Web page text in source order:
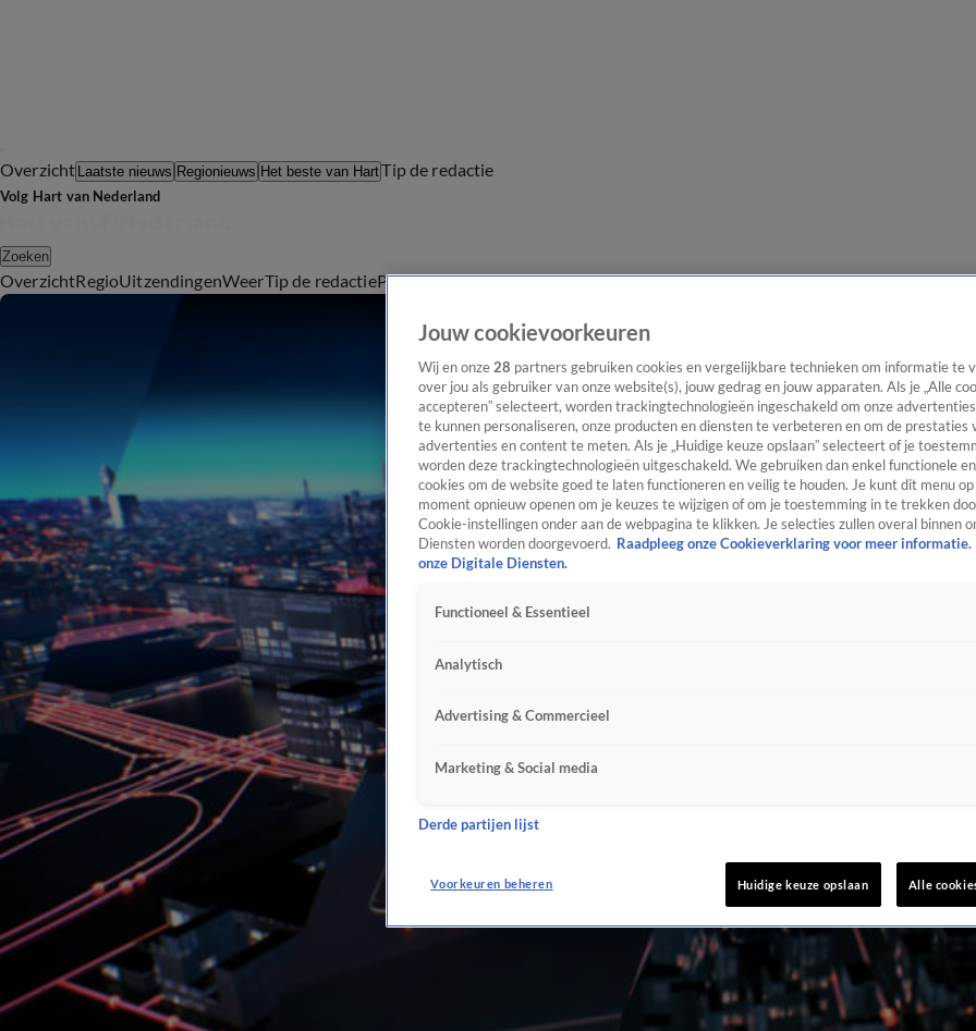
Overzicht Laatste nieuws Regionieuws Het beste van HartTip de redactie
Volg Hart van Nederland
Zoeken
OverzichtRegioUitzendingenWeerTip de redactiePanelVideo's
Jouw cookievoorkeuren
Wij en onze 28 partners gebruiken cookies en vergelijkbare technieken om informatie te
over jou als gebruiker van onze website(s), jouw gedrag en jouw apparaten. Als je „Alle
accepteren” selecteert, worden trackingtechnologieën ingeschakeld om onze
te kunnen personaliseren, onze producten en diensten te verbeteren en om de prestaties
advertenties en content te meten. Als je „Huidige keuze opslaan” selecteert of je
worden deze trackingtechnologieën uitgeschakeld. We gebruiken dan enkel functionele
cookies om de website goed te laten functioneren en veilig te houden. Je kunt dit menu
moment opnieuw openen om je keuzes te wijzigen of om je toestemming in te trekken
Cookie-instellingen onder aan de webpagina te klikken. Je selecties zullen overal binnen
Diensten worden doorgevoerd. Raadpleeg onze Cookieverklaring voor meer informatie.
onze Digitale Diensten.
Functioneel & Essentieel
Analytisch
Advertising & Commercieel
Marketing & Social media
Derde partijen lijst
Voorkeuren beheren Huidige keuze opslaan Alle